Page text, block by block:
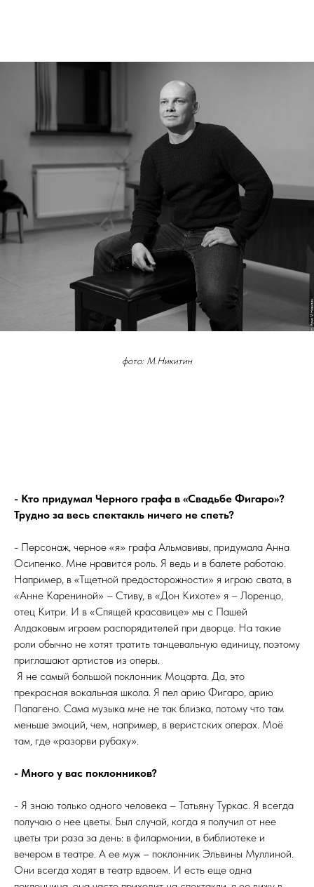
фото: М.Никитин
- Кто придумал Черного графа в «Свадьбе Фигаро»?
Трудно за весь спектакль ничего не спеть?
- Персонаж, черное «я» графа Альмавивы, придумала Анна
Осипенко. Мне нравится роль. Я ведь и в балете работаю.
Например, в «Тщетной предосторожности» я играю свата, в
«Анне Карениной» – Стиву, в «Дон Кихоте» я – Лоренцо,
отец Китри. И в «Спящей красавице» мы с Пашей
Алдаковым играем распорядителей при дворце. На такие
роли обычно не хотят тратить танцевальную единицу, поэтому
приглашают артистов из оперы.
Я не самый большой поклонник Моцарта. Да, это
прекрасная вокальная школа. Я пел арию Фигаро, арию
Папагено. Сама музыка мне не так близка, потому что там
меньше эмоций, чем, например, в веристских операх. Моё
там, где «разорви рубаху».
- Много у вас поклонников?
- Я знаю только одного человека – Татьяну Туркас. Я всегда
получаю о нее цветы. Был случай, когда я получил от нее
цветы три раза за день: в филармонии, в библиотеке и
вечером в театре. А ее муж – поклонник Эльвины Муллиной.
Они всегда ходят в театр вдвоем. И есть еще одна